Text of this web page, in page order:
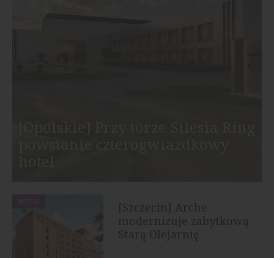
[Szczecin] Arche
modernizuje zabytkową
Starą Olejarnię